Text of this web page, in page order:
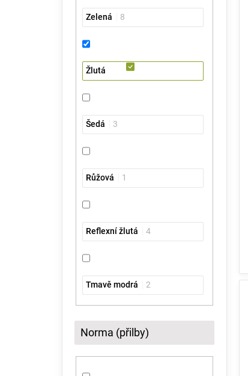
Zelená 8
Žlutá
Šedá 3
Růžová 1
Reflexní žlutá 4
Tmavě modrá 2
Norma (přilby)